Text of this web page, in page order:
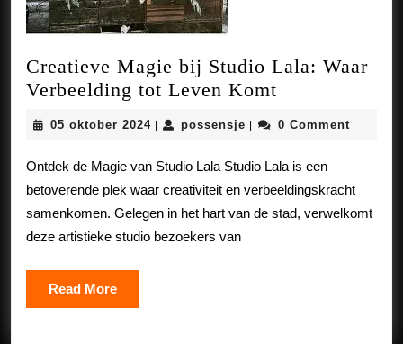
Creatieve Magie bij Studio Lala: Waar
Verbeelding tot Leven Komt
bij
Studio
Lala:
Waar
05 oktober 202405
2024
possensje possensje
0 Comment
Ontdek de Magie van Studio Lala Studio Lala is een
betoverende plek waar creativiteit en verbeeldingskracht
samenkomen. Gelegen in het hart van de stad, verwelkomt
deze artistieke studio bezoekers van
Read MoreRead
More